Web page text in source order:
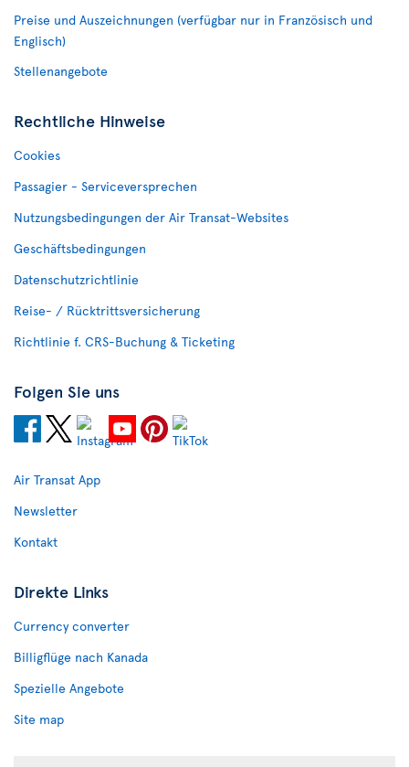
Preise und Auszeichnungen (verfügbar nur in Französisch und
Englisch)
Stellenangebote
Rechtliche Hinweise
Cookies
Passagier - Serviceversprechen
Nutzungsbedingungen der Air Transat-Websites
Geschäftsbedingungen
Datenschutzrichtlinie
Reise- / Rücktrittsversicherung
Richtlinie f. CRS-Buchung & Ticketing
Folgen Sie uns
Air Transat App
Newsletter
Kontakt
Direkte Links
Currency converter
Billigflüge nach Kanada
Spezielle Angebote
Site map